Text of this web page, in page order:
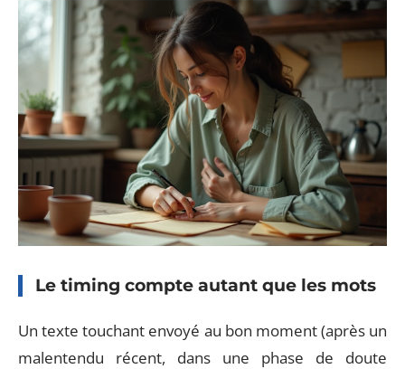
Le timing compte autant que les mots
Un texte touchant envoyé au bon moment (après un
malentendu récent, dans une phase de doute